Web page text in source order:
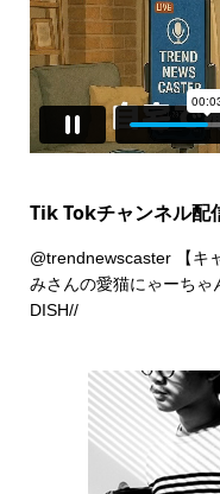
Tik Tokチャンネル配
@trendnewscaster【キ
みさんの愛猫にゃーち
DISH//